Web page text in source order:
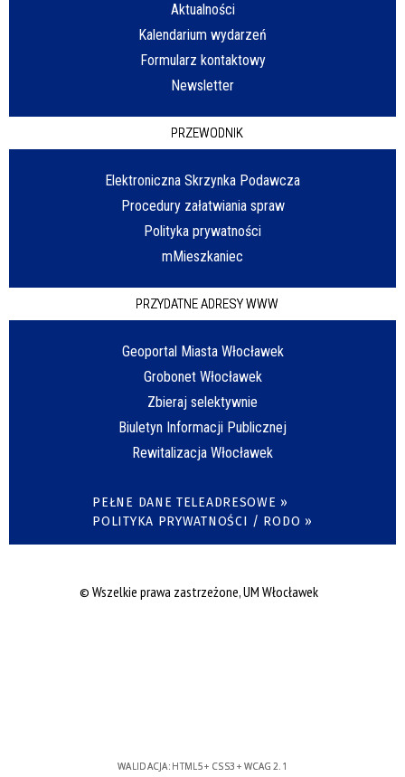
Aktualności
Kalendarium wydarzeń
Formularz kontaktowy
Newsletter
PRZEWODNIK
Elektroniczna Skrzynka Podawcza
Procedury załatwiania spraw
Polityka prywatności
mMieszkaniec
PRZYDATNE ADRESY WWW
Geoportal Miasta Włocławek
Grobonet Włocławek
Zbieraj selektywnie
Biuletyn Informacji Publicznej
Rewitalizacja Włocławek
PEŁNE DANE TELEADRESOWE »
POLITYKA PRYWATNOŚCI / RODO »
© Wszelkie prawa zastrzeżone, UM Włocławek
WALIDACJA: HTML5+ CSS3 + WCAG 2.1